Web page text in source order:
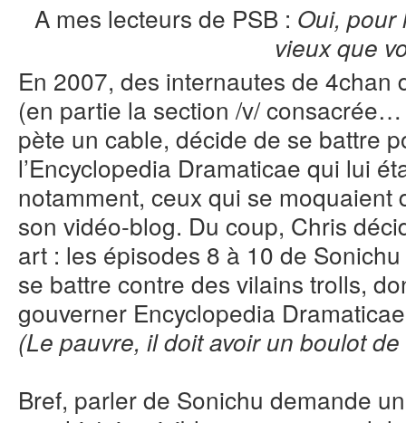
A mes lecteurs de PSB : Oui, pour
vieux que
En 2007, des internautes de 4chan
(en partie la section /v/
pète un cable, décide de se battre
l’Encyclopedia Dramaticae qui lui
notamment, ceux qui se moquaient
son vidéo-blog. Du coup, Chris
art : les épisodes 8 à 10 de
se battre contre des vilains trolls,
gouverner Encyclopedia
(Le pauvre, il doit avoir un boulot
Bref, parler de Sonichu demande